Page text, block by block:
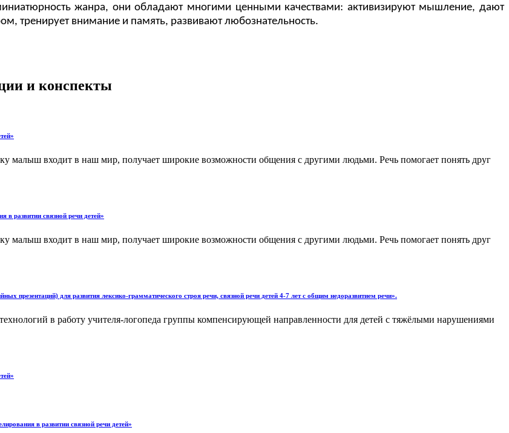
жанра, они обладают многими ценными качествами: активизируют мышление, дают
внимание и память, развивают любознательность.
и конспекты
малыш входит в наш мир, получает широкие возможности общения с другими людьми. Речь помогает понять друг
в развитии связной речи детей»
малыш входит в наш мир, получает широкие возможности общения с другими людьми. Речь помогает понять друг
для развития лексико-грамматического строя речи, связной речи детей 4-7 лет с общим недоразвитием речи».
в работу учителя-логопеда группы компенсирующей направленности для детей с тяжёлыми нарушениями
в развитии связной речи детей»